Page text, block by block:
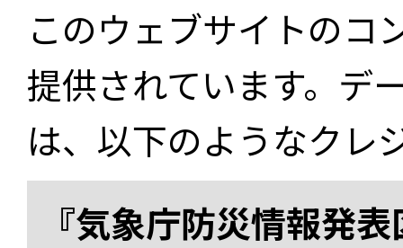
このウェブサイトのコ
提供されています。デ
は、以下のようなクレ
『気象庁防災情報発